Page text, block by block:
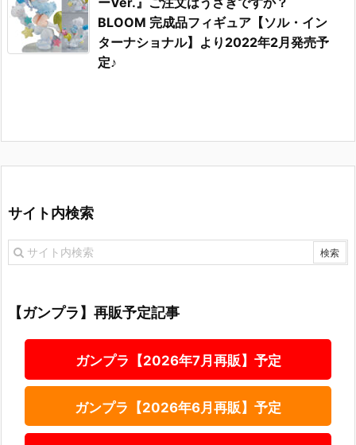
BLOOM 完成品フィギュア【ソル・イン
ターナショナル】より2022年2月発売予
定♪
サイト内検索
【ガンプラ】再販予定記事
ガンプラ【2026年7月再販】予定
ガンプラ【2026年6月再販】予定